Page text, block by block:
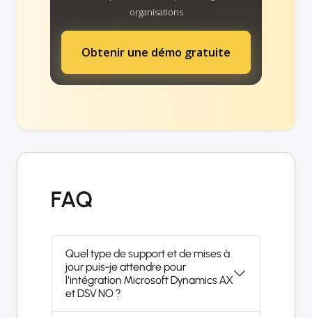
organisations
Obtenir une démo gratuite
FAQ
Quel type de support et de mises à
jour puis-je attendre pour
l'intégration Microsoft Dynamics AX
et DSV NO ?